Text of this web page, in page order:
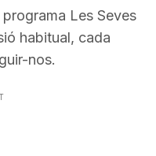
Les Seves
habitual, cada
nos.